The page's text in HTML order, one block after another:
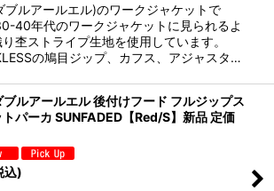
ブルアールエル)のワークジャケットで
40年代のワークジャケットに見られるよ
り杢ストライプ生地を使用しています。
の鳩目ジップ、カフス、アジャスタ…
ブルアールエル 後付けフード フルジップス
トパーカ SUNFADED【Red/S】新品 定価
込)